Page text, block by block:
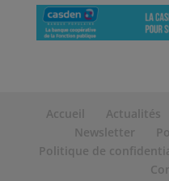
Accueil Actualités
Newsletter
Politique de